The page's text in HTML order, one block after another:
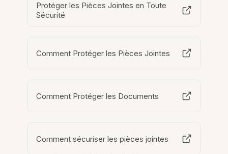
Protéger les Pièces Jointes en Toute
Sécurité
Comment Protéger les Pièces Jointes
Comment Protéger les Documents
Comment sécuriser les pièces jointes